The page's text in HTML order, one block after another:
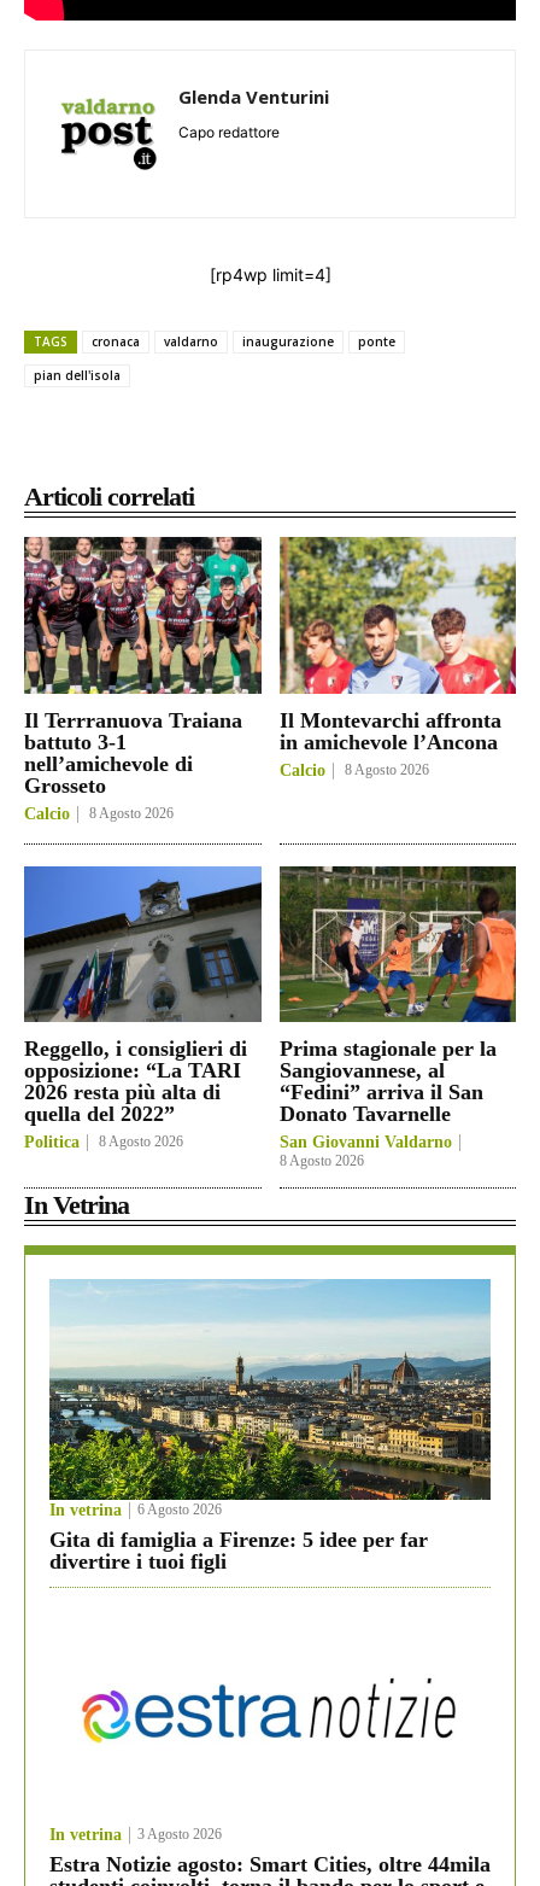
Articoli correlati
Il Terrranuova Traiana
battuto 3-1
nell’amichevole di
Grosseto
Calcio 8 Agosto 2026
Il Montevarchi affronta
in amichevole l’Ancona
Calcio 8 Agosto 2026
Reggello, i consiglieri di
opposizione: “La TARI
2026 resta più alta di
quella del 2022”
Politica 8 Agosto 2026
Prima stagionale per la
Sangiovannese, al
“Fedini” arriva il San
Donato Tavarnelle
San Giovanni Valdarno
8 Agosto 2026
In Vetrina
In vetrina 6 Agosto 2026
Gita di famiglia a Firenze: 5 idee per far
divertire i tuoi figli
In vetrina 3 Agosto 2026
Estra Notizie agosto: Smart Cities, oltre 44mila
Glenda Venturini
Capo redattore
[rp4wp limit=4]
TAGS cronaca valdarno inaugurazione
ponte
pian dell'isola